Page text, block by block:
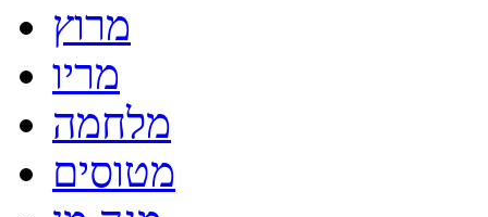
מרוץ
מריו
מלחמה
מטוסים